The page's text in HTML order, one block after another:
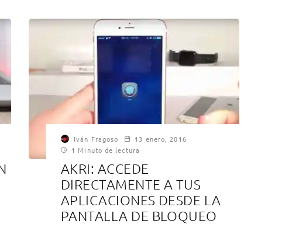
Iván Fragoso
13 enero, 2016
1 Minuto de lectura
AKRI: ACCEDE
DIRECTAMENTE A TUS
APLICACIONES DESDE LA
PANTALLA DE BLOQUEO